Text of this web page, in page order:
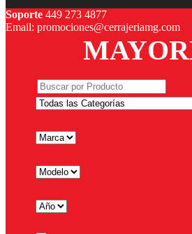
Soporte 449 273 4877
Email: promociones@cerrajeriamg.com